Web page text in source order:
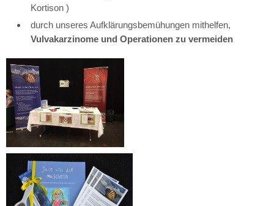
Kortison )
durch unseres Aufklärungsbemühungen mithelfen,
Vulvakarzinome und Operationen zu vermeiden